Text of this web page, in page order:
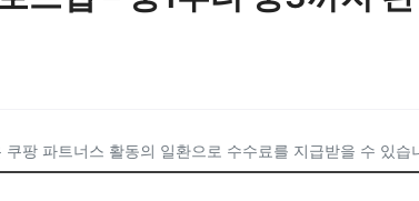
쿠팡 파트너스 활동의 일환으로 수수료를 지급받을 수 있습